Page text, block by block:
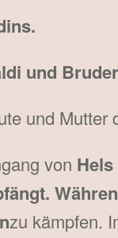
und
und Mutter
von
zu kämpfen.